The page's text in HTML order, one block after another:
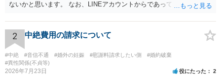
ないかと思います。 なお、LINEアカウントからであっても、そこに紐
るパターンはありえるものの、本件のような精神的損害が発生したと
明確にいえないような案件において開示がなされる可能性も低いので
はないかと推察します。
2 中絶費用の請求について
#中絶 #音信不通 #婚外の妊娠 #慰謝料請求したい側
#婚約破棄
#異性関係(不貞等)
2026年7月23日 役にたった 2